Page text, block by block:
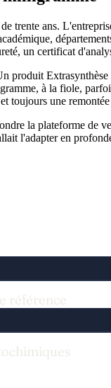
trente ans.
un certificat
produit
à la fiole,
toujours une
la plateforme de
l'adapter en
référence